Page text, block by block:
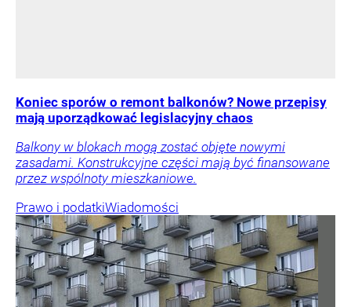
Koniec sporów o remont balkonów? Nowe przepisy
mają uporządkować legislacyjny chaos
Balkony w blokach mogą zostać objęte nowymi
zasadami. Konstrukcyjne części mają być finansowane
przez wspólnoty mieszkaniowe.
Prawo i podatkiWiadomości